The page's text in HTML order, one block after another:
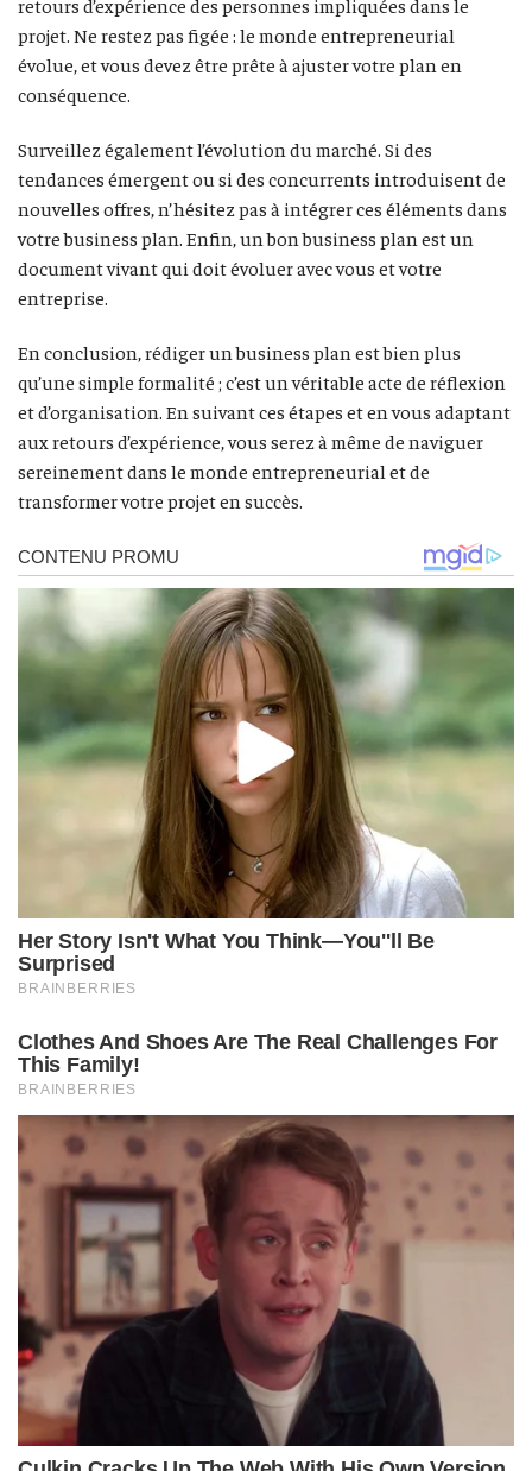
retours d’expérience des personnes impliquées dans le
projet. Ne restez pas figée : le monde entrepreneurial
évolue, et vous devez être prête à ajuster votre plan en
conséquence.
Surveillez également l’évolution du marché. Si des
tendances émergent ou si des concurrents introduisent de
nouvelles offres, n’hésitez pas à intégrer ces éléments dans
votre business plan. Enfin, un bon business plan est un
document vivant qui doit évoluer avec vous et votre
entreprise.
En conclusion, rédiger un business plan est bien plus
qu’une simple formalité ; c’est un véritable acte de réflexion
et d’organisation. En suivant ces étapes et en vous adaptant
aux retours d’expérience, vous serez à même de naviguer
sereinement dans le monde entrepreneurial et de
transformer votre projet en succès.